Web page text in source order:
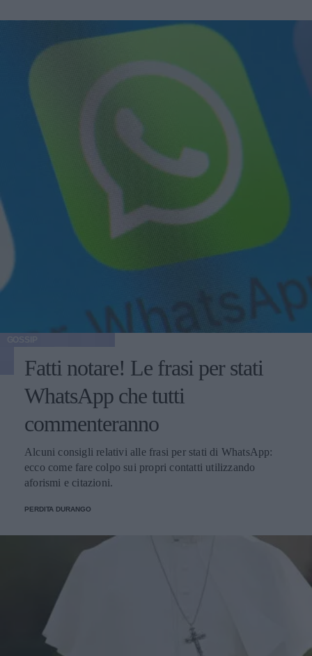
Fatti notare! Le frasi per stati
WhatsApp che tutti
commenteranno
Alcuni consigli relativi alle frasi per stati di WhatsApp:
ecco come fare colpo sui propri contatti utilizzando
aforismi e citazioni.
PERDITA DURANGO